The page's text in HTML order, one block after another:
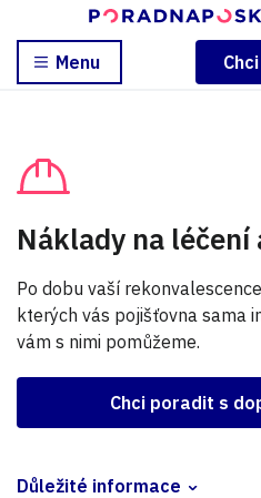
Menu
Náklady na léčení
Po dobu vaší
kterých vás pojišťovna sama
vám s nimi pomůžeme.
Chci poradit s
Důležité informace